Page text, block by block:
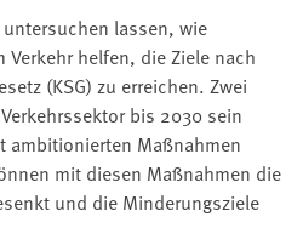
lassen, wie
helfen, die Ziele nach
(KSG) zu erreichen. Zwei
bis 2030 sein
ambitionierten Maßnahmen
mit diesen Maßnahmen die
und die Minderungsziele